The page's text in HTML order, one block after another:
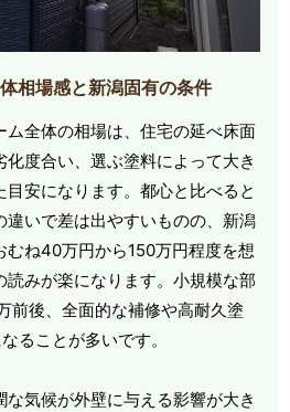
相場感と新潟固有の条件
ム全体の相場は、住宅の延べ床面
度合い、選ぶ塗料によって大き
目安になります。都心と比べると
違いで差は出やすいものの、新潟
むね40万円から150万円程度を想
読みが楽になります。小規模な部
前後、全面的な補修や高耐久塗
ることが多いです。
気候が外壁に与える影響が大き